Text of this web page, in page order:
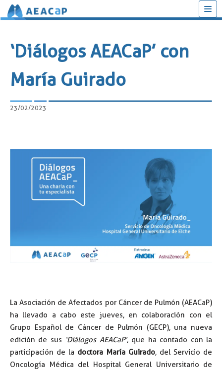
contenido
‘Diálogos AEACaP’ con
María Guirado
23/02/2023
La Asociación de Afectados por Cáncer de Pulmón (AEACaP)
ha llevado a cabo este jueves, en colaboración con el
Grupo Español de Cáncer de Pulmón (GECP), una nueva
edición de sus ‘Diálogos AEACaP’, que ha contado con la
participación de la doctora María Guirado, del Servicio de
Oncología Médica del Hospital General Universitario de